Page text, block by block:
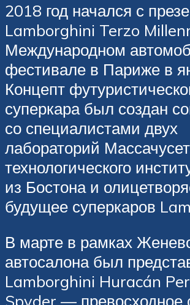
2018 год начался с
Lamborghini Terzo
Международном
фестивале в Париже в
Концепт
суперкара был создан
со специалистами двух
лабораторий
технологического
из Бостона и
будущее суперкаров
В марте в рамках
автосалона был
Lamborghini Huracán
Spyder — превосходное